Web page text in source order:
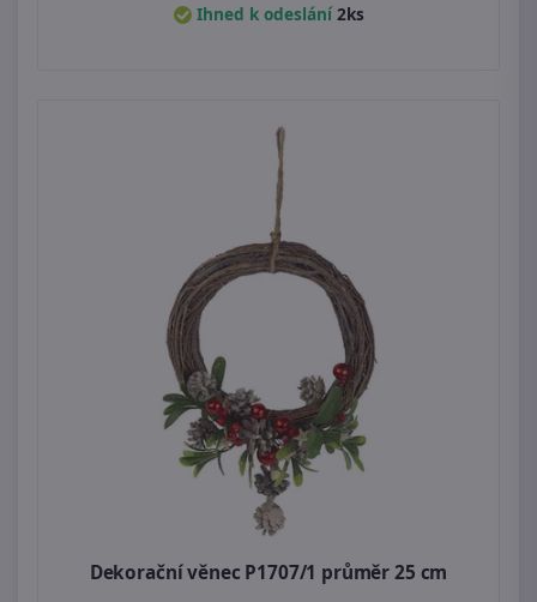
Ihned k odeslání2ks
Dekorační věnec P1707/1 průměr 25 cm